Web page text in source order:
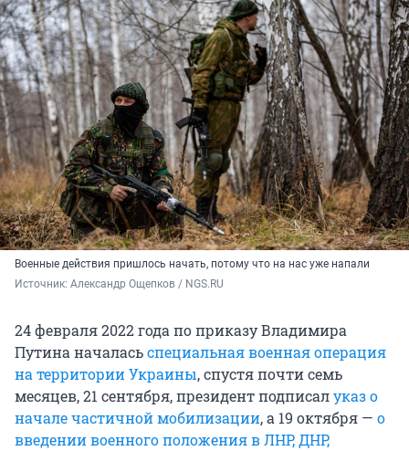
Военные действия пришлось начать, потому что на нас уже напали
Источник: Александр Ощепков / NGS.RU
24 февраля 2022 года по приказу Владимира
Путина началасьспециальная военная операция
на территории Украины, спустя почти семь
месяцев, 21 сентября, президент подписалуказ о
начале частичной мобилизации, а 19 октября — о
введении военного положения в ЛНР, ДНР,